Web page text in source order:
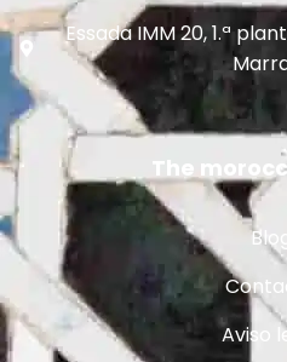
Essada IMM 20, 1.ª
The
Aviso